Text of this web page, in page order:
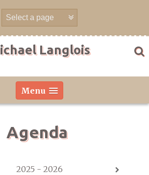
Langlois
Menu
Agenda
2025 - 2026